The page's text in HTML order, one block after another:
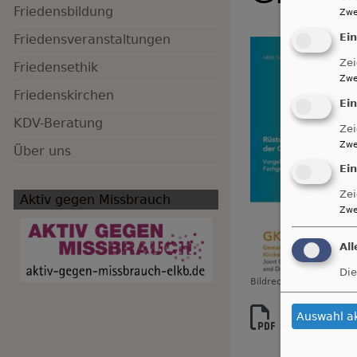
Hauptnavigation
Friedensbildung
Friedensveranstaltungen
Friedensethik
Friedenskirchen
KDV-Beratung
Über uns
Aktiv gegen Missbrauch
Bildrechte
Auswahl